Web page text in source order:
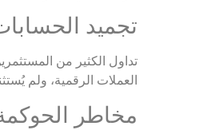
تجميد
تداول الكثير من
العملات الرقمية، ولم
مخاطر